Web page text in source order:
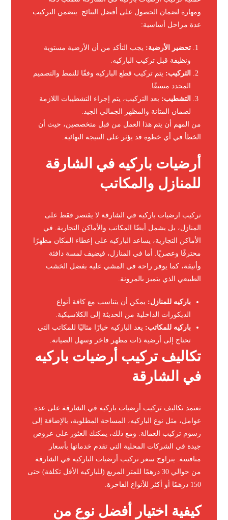
ومهارة لضمان الحصول على أفضل النتائج. يتضمن التركيب
عدة مراحل أساسية:
تحضير الأرضية: يجب التأكد من أن الأرضية مستوية
ونظيفة قبل تركيب الباركيه.
التركيب: يتم تركيب قطع الباركيه وفقًا للنمط والتصميم
المحدد مسبقًا.
التشطيب: بعد التركيب، يتم إجراء التشطيبات اللازمة
لضمان المتانة والمظهر الجمالي الجيد.
من المهم أن يتم هذا العمل من قبل متخصصين، حيث أن
الخطأ في أي خطوة قد يؤثر على النتيجة النهائية.
أرضيات باركيه في الشارقة
للمنازل والمكاتب
تركيب ارضيات باركيه في الشارقة لا يقتصر فقط على
المنازل، بل يشمل أيضًا المكاتب والأماكن التجارية. في
الأماكن التجارية، يساعد الباركيه على إعطاء المكان مظهرًا
محترفًا وعصريًا. أما في المنازل، فيضيف لمسة دافئة
وأنيقة، كما يوفر راحة في المشي عليه بفضل الخشب
الطبيعي الذي يتميز بالمرونة.
باركيه للمنازل: يمكن أن يتناسب مع كافة أنواع
الديكورات الداخلية من الحديثة إلى الكلاسيكية.
باركيه للمكاتب: يعد الباركيه خيارًا مثاليًا للمكاتب التي
تحتاج إلى أرضية ذات مظهر فاخر وسهل الصيانة.
تكاليف تركيب أرضيات باركيه
في الشارقة
تعتمد تكاليف تركيب أرضيات باركيه في الشارقة على عدة
عوامل، مثل نوع الباركيه، المساحة المطلوبة، بالإضافة إلى
رسوم تركيب العمالة. ومع ذلك، يمكنك العثور على عروض
جيدة في الشركات المحلية التي تقدم خدماتها بأسعار
منافسة. يتراوح سعر تركيب أرضيات الباركيه في الشارقة
من حوالي 30 درهمًا للمتر المربع (للباركيه الأقل تكلفة) حتى
150 درهمًا أو أكثر للأنواع الفاخرة.
كيفية اختيار أفضل نوع من